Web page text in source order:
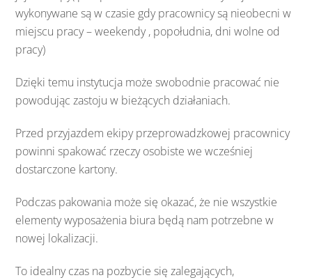
wykonywane są w czasie gdy pracownicy są nieobecni w
miejscu pracy – weekendy , popołudnia, dni wolne od
pracy)
Dzięki temu instytucja może swobodnie pracować nie
powodując zastoju w bieżących działaniach.
Przed przyjazdem ekipy przeprowadzkowej pracownicy
powinni spakować rzeczy osobiste we wcześniej
dostarczone kartony.
Podczas pakowania może się okazać, że nie wszystkie
elementy wyposażenia biura będą nam potrzebne w
nowej lokalizacji.
To idealny czas na pozbycie się zalegających,